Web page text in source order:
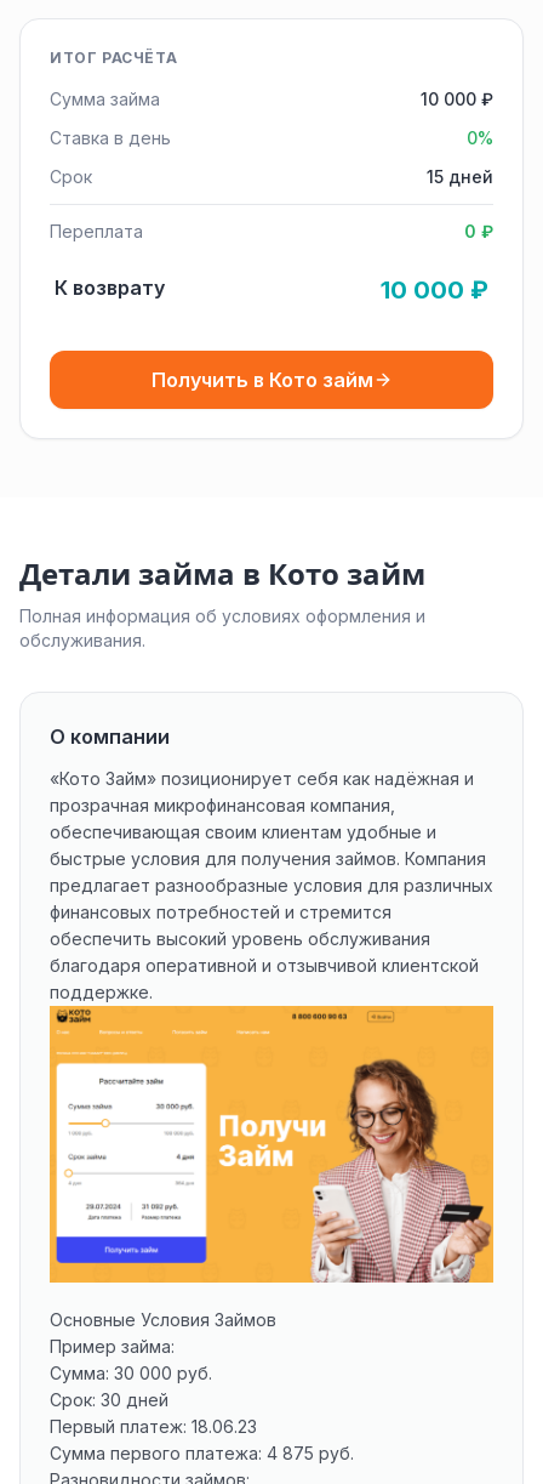
ИТОГ РАСЧЁТА
Сумма займа
10 000 ₽
Ставка в день
0%
Срок
15 дней
Переплата 0 ₽
К возврату 10 000 ₽
Получить в Кото займ
Детали займа в Кото займ
Полная информация об условиях оформления и
обслуживания.
О компании
«Кото Займ» позиционирует себя как надёжная и
прозрачная микрофинансовая компания,
обеспечивающая своим клиентам удобные и
быстрые условия для получения займов. Компания
предлагает разнообразные условия для различных
финансовых потребностей и стремится
обеспечить высокий уровень обслуживания
благодаря оперативной и отзывчивой клиентской
поддержке.
Основные Условия Займов
Пример займа:
Сумма: 30 000 руб.
Срок: 30 дней
Первый платеж: 18.06.23
Сумма первого платежа: 4 875 руб.